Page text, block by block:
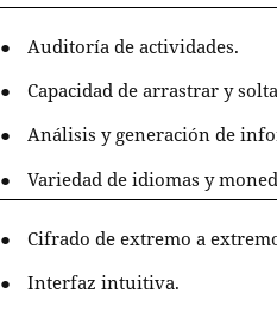
●
Auditoría de actividades.
●
Capacidad de arrastrar y
●
Análisis y generación de
●
Variedad de idiomas y
●
Cifrado de extremo a
●
Interfaz intuitiva.